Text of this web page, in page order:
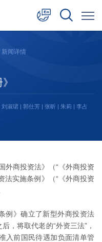
新闻详情
淑珺 | 郭仕芳 | 张昕 | 朱莉 | 李占
外商投资法》（“《外商投资
法实施条例》（“《外商投资
例》确立了新型外商投资法
，将取代老的“外资三法”，
入前国民待遇加负面清单管